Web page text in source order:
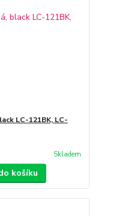
LC-121BK, LC-
Skladem
košíku